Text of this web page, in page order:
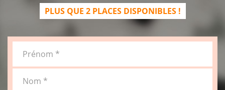
PLUS QUE 2 PLACES DISPONIBLES !
Prénom *
Nom *